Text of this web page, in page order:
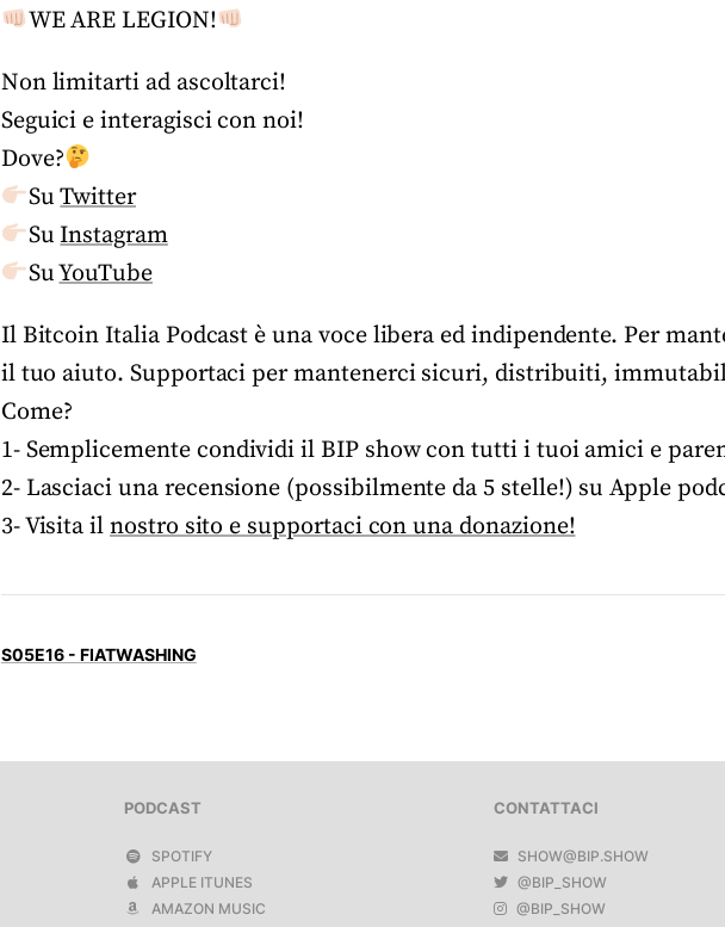
WE ARE LEGION!
Non limitarti ad ascoltarci!
Seguici e interagisci con noi!
Dove?
SuTwitter
SuInstagram
SuYouTube
Il Bitcoin Italia Podcast è una voce libera ed indipendente. Per
il tuo aiuto. Supportaci per mantenerci sicuri, distribuiti,
Come?
1- Semplicemente condividi il BIP show con tutti i tuoi amici e
2- Lasciaci una recensione (possibilmente da 5 stelle!) su Apple
3- Visita ilnostro sito e supportaci con una donazione!
S05E16 - FIATWASHING
PODCAST
SPOTIFY
APPLE ITUNES
AMAZON MUSIC
CONTATTACI
SHOW@BIP.SHOW
@BIP_SHOW
@BIP_SHOW